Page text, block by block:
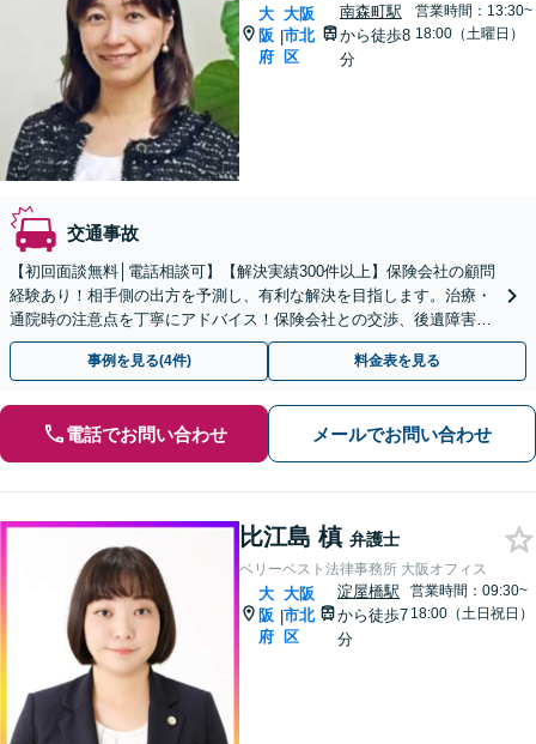
大
阪
府
|
大阪
市北
区
南森町駅
から徒歩8
分
営業時間：13:30~
18:00（土曜日）
交通事故
【初回面談無料│電話相談可】【解決実績300件以上】保険会社の顧問
経験あり！相手側の出方を予測し、有利な解決を目指します。治療・
通院時の注意点を丁寧にアドバイス！保険会社との交渉、後遺障害認
定などお任せください【夜間面談可】【東梅田駅8分】
事例を見る(4件) 料金表を見る
電話でお問い合わせ メールでお問い合わせ
比江島 槙 弁護士
ベリーベスト法律事務所 大阪オフィス
大
阪
府
|
大阪
市北
区
淀屋橋駅
から徒歩7
分
営業時間：09:30~
18:00（土日祝日）